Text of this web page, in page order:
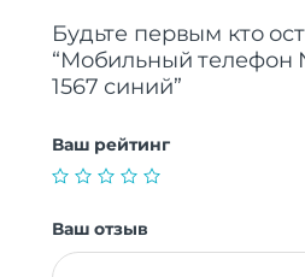
Будьте первым кто
“Мобильный телефон
1567 синий”
Ваш рейтинг
Ваш отзыв